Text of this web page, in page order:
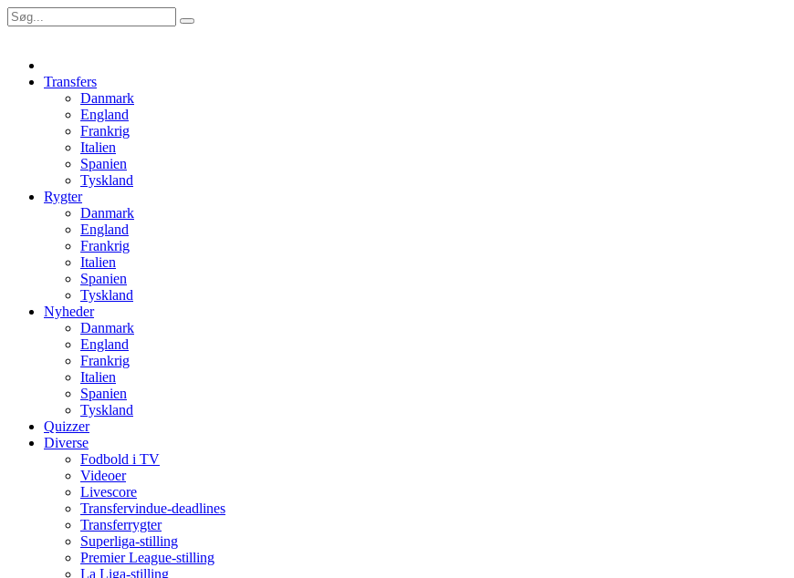
Transfers
Danmark
England
Frankrig
Italien
Spanien
Tyskland
Rygter
Danmark
England
Frankrig
Italien
Spanien
Tyskland
Nyheder
Danmark
England
Frankrig
Italien
Spanien
Tyskland
Quizzer
Diverse
Fodbold i TV
Videoer
Livescore
Transfervindue-deadlines
Transferrygter
Superliga-stilling
Premier League-stilling
La Liga-stilling